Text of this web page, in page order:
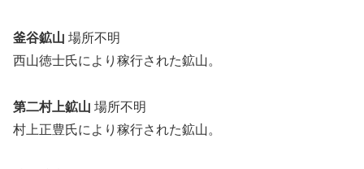
釜谷鉱山 場所不明
西山徳士氏により稼行された鉱山。
第二村上鉱山 場所不明
村上正豊氏により稼行された鉱山。